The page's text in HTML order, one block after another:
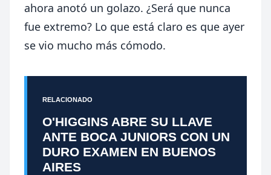
ahora anotó un golazo. ¿Será que nunca
fue extremo? Lo que está claro es que ayer
se vio mucho más cómodo.
RELACIONADO
O'HIGGINS ABRE SU LLAVE
ANTE BOCA JUNIORS CON UN
DURO EXAMEN EN BUENOS
AIRES